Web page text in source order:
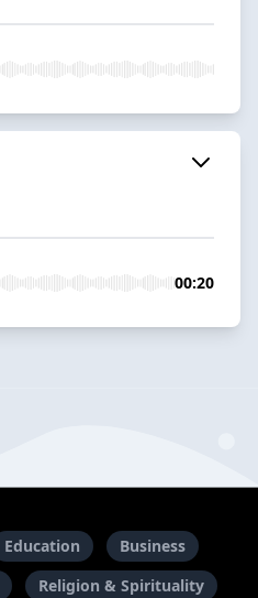
00:20
Education
Business
Religion & Spirituality